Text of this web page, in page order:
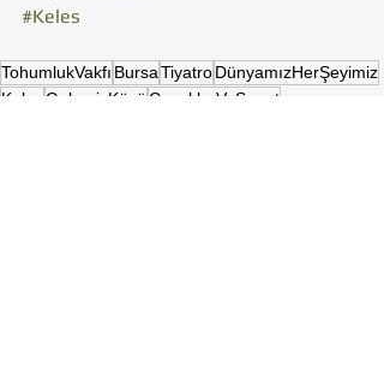
#Keles
TohumlukVakfı BursaTiyatroDünyamızHerŞeyimiz
Keles
GelemiçKöyü ÇocuklarVeSanat